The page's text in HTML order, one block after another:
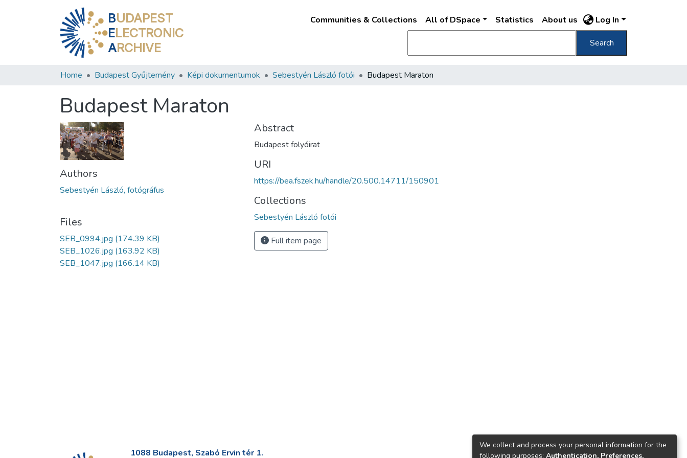
BUDAPEST
ELECTRONIC
ARCHIVE
Communities & Collections All of DSpace Statistics About us Log In
Search
Home Budapest Gyűjtemény Képi dokumentumok Sebestyén László fotói Budapest Maraton
Budapest Maraton
Authors
Sebestyén László, fotógráfus
Files
SEB_0994.jpg (174.39 KB)
SEB_1026.jpg (163.92 KB)
SEB_1047.jpg (166.14 KB)
Abstract
Budapest folyóirat
URI
https://bea.fszek.hu/handle/20.500.14711/150901
Collections
Sebestyén László fotói
Full item page
1088 Budapest, Szabó Ervin tér 1.
We collect and process your personal information for the
following purposes: Authentication, Preferences,